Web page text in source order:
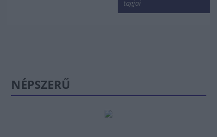
tagjai
NÉPSZERŰ